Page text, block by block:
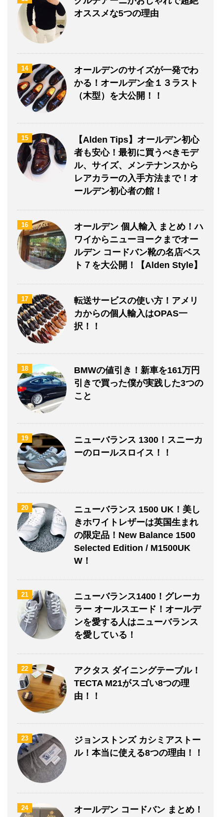
オススメな5つの理由
14
オールデンのサイズが一発でわ
かる！オールデン全１３ラスト
（木型）を大公開！！
15
【Alden Tips】オールデン初心
者も安心！最初に買うべきモデ
ル、サイズ、メンテナンスから
レアカラーの入手方法まで！オ
ールデン初心者の館！
16
オールデン 個人輸入 まとめ！ハ
ワイからニューヨークまでオー
ルデン コードバン靴の名店ベス
ト７を大公開！【Alden Style】
17
転送サービスの使い方！アメリ
カからの個人輸入はOPAS一
択！！
18
BMWの値引き！新車を161万円
引きで買った僕が実践した3つの
こと
19
ニューバランス 1300！スニーカ
ーのロールスロイス！！
20
ニューバランス 1500 UK！美し
きホワイトレザーは英国生まれ
の限定品！New Balance 1500
Selected Edition / M1500UK
W！
21
ニューバランス1400！グレーカ
ラー オールスエード！オールデ
ンを愛する人はニューバランス
を愛している！
22
アクタス ダイニングテーブル！
TECTA M21がスゴい8つの理
由！！
23
ジョンストンズ カシミアストー
ル！本当に使える8つの理由！！
24
オールデン コードバン まとめ！